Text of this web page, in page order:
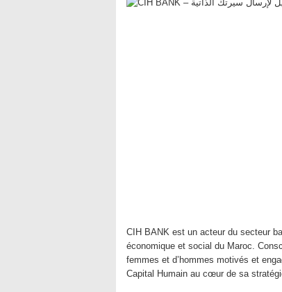
CIH BANK est un acteur du secteur
économique et social du Maroc.
femmes et d’hommes motivés et
Capital Humain au cœur de sa